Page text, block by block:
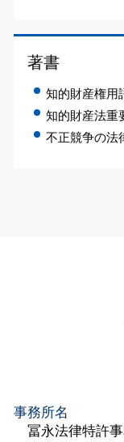
著書
知的財産権
知的財産法
不正競争の
事務所名
冨永法律特許